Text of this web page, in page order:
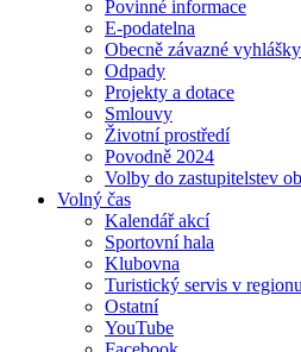
Povinné informace
E-podatelna
Obecně závazné vyhlášky
Odpady
Projekty a dotace
Smlouvy
Životní prostředí
Povodně 2024
Volby do zastupitelstev
Volný čas
Kalendář akcí
Sportovní hala
Klubovna
Turistický servis v regionu
Ostatní
YouTube